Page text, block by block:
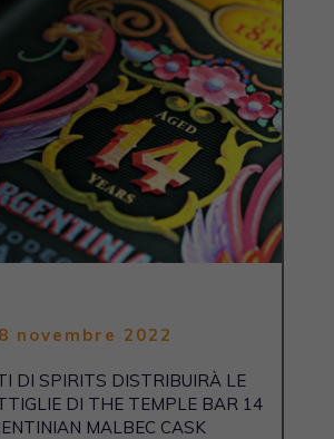
8 novembre 2022
DI SPIRITS DISTRIBUIRÀ LE
DI THE TEMPLE BAR 14
MALBEC CASK